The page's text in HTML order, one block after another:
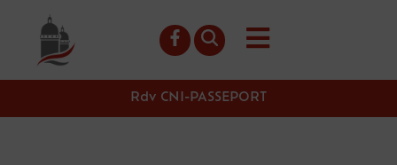
principal
Rdv CNI-PASSEPORT